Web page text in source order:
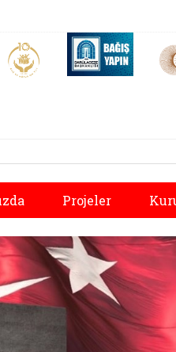
açılır)
İletişim Merkezi (yeni sekmede açılır)
Aile ve Nüfus On Yılı (yeni
Projeler